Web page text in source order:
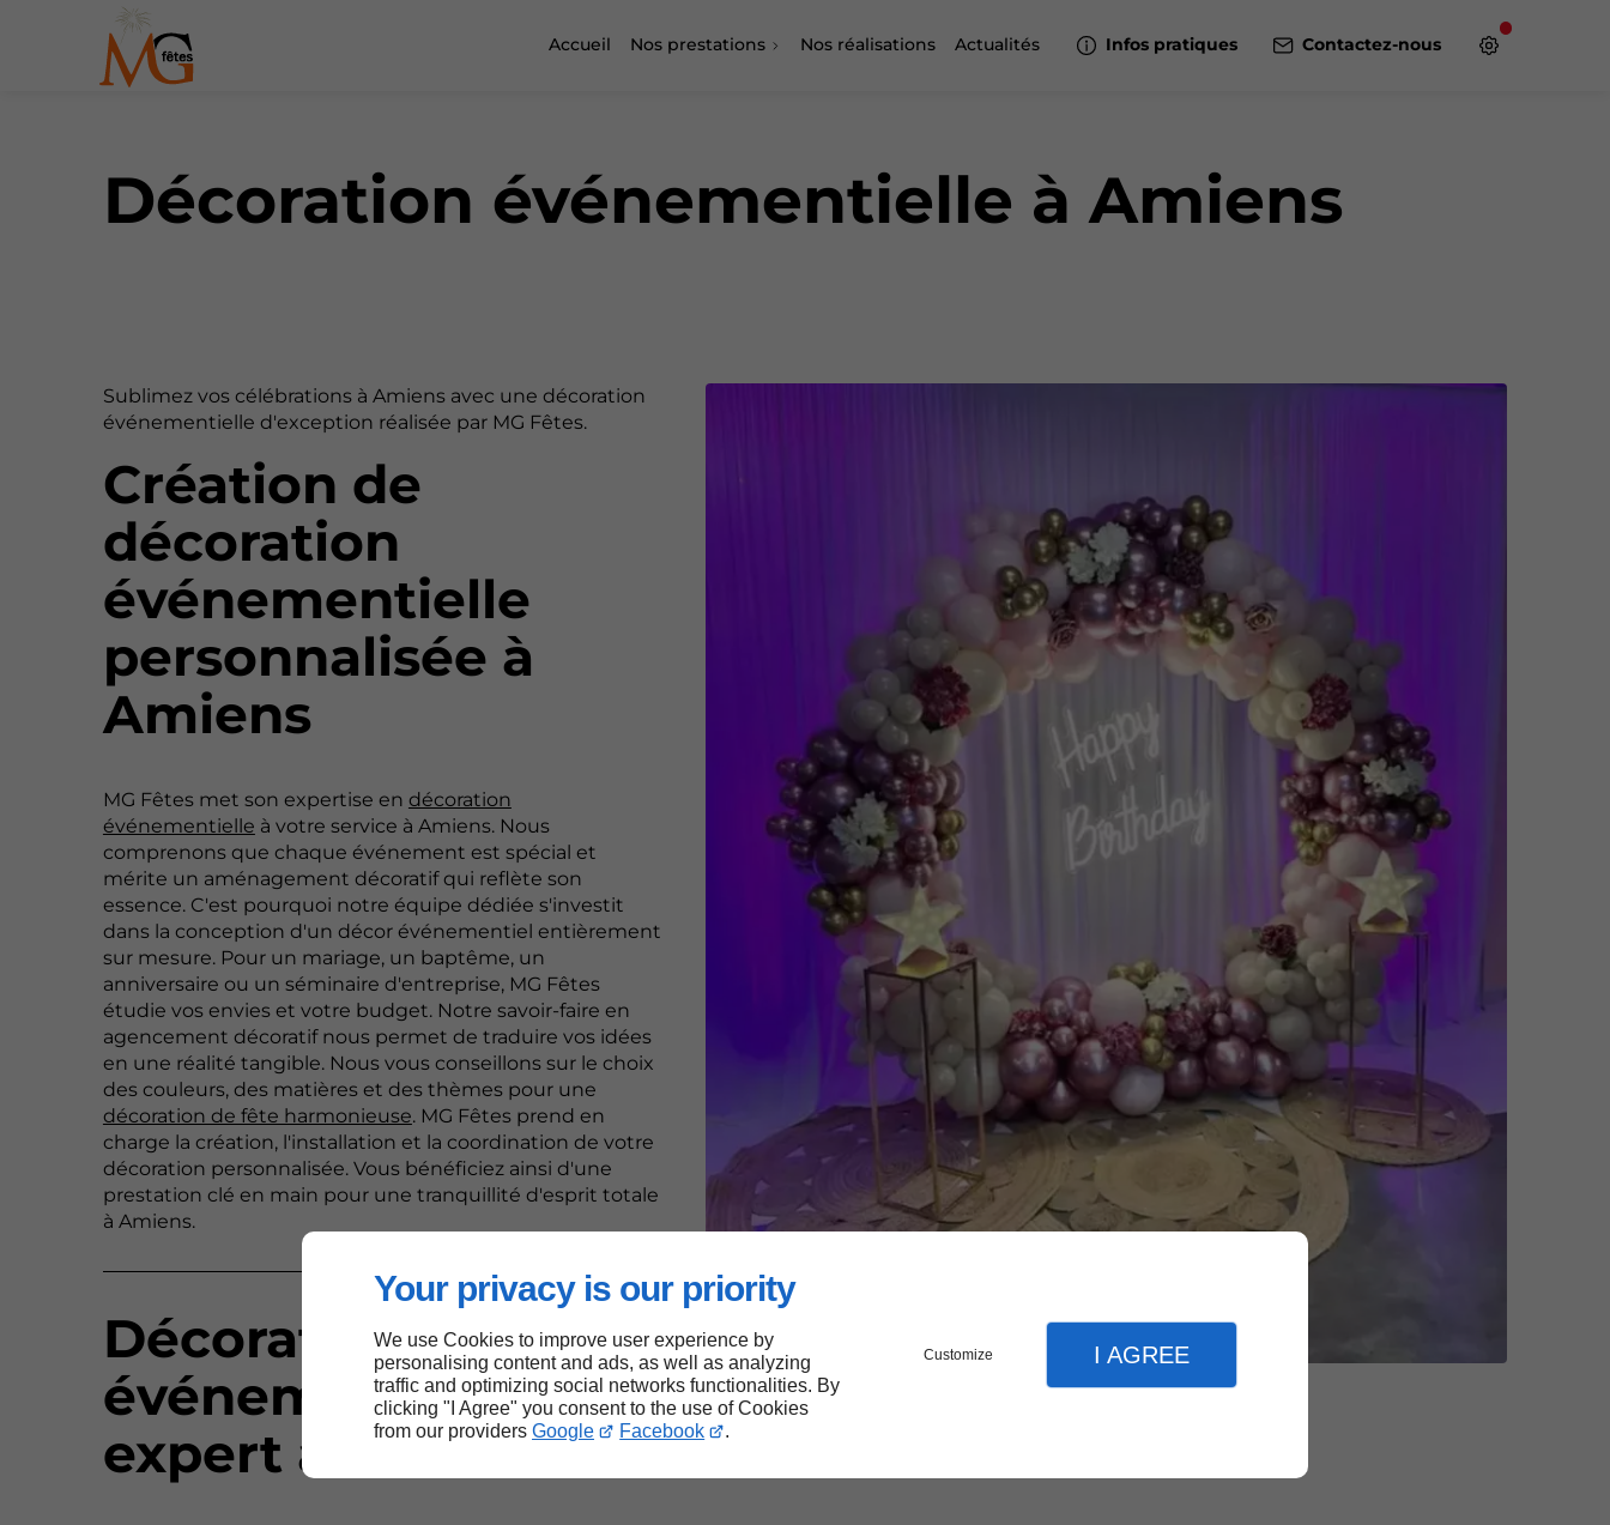
Your privacy is our priority
We use Cookies to improve user experience by
personalising content and ads, as well as analyzing
traffic and optimizing social networks functionalities. By
clicking "I Agree" you consent to the use of Cookies
from our providers Google Facebook .
Customize I AGREE
Accueil Nos prestations Nos réalisations Actualités Infos pratiques Contactez-nous
Décoration événementielle à Amiens
Sublimez vos célébrations à Amiens avec une décoration
événementielle d'exception réalisée par MG Fêtes.
Création de
décoration
événementielle
personnalisée à
Amiens
MG Fêtes met son expertise en décoration
événementielle à votre service à Amiens. Nous
comprenons que chaque événement est spécial et
mérite un aménagement décoratif qui reflète son
essence. C'est pourquoi notre équipe dédiée s'investit
dans la conception d'un décor événementiel entièrement
sur mesure. Pour un mariage, un baptême, un
anniversaire ou un séminaire d'entreprise, MG Fêtes
étudie vos envies et votre budget. Notre savoir-faire en
agencement décoratif nous permet de traduire vos idées
en une réalité tangible. Nous vous conseillons sur le choix
des couleurs, des matières et des thèmes pour une
décoration de fête harmonieuse. MG Fêtes prend en
charge la création, l'installation et la coordination de votre
décoration personnalisée. Vous bénéficiez ainsi d'une
prestation clé en main pour une tranquillité d'esprit totale
à Amiens.
Décorateur
événementiel
expert à Amiens